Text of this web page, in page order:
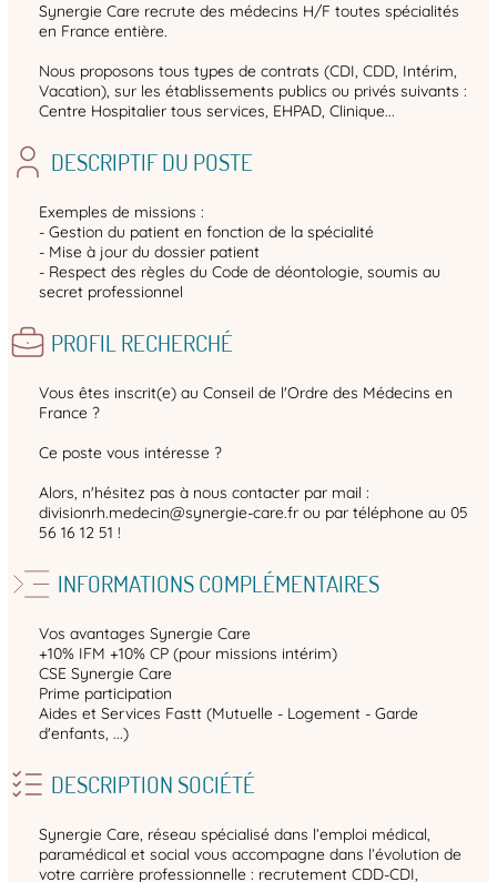
Synergie Care recrute des médecins H/F toutes spécialités
en France entière.
Nous proposons tous types de contrats (CDI, CDD, Intérim,
Vacation), sur les établissements publics ou privés suivants :
Centre Hospitalier tous services, EHPAD, Clinique...
DESCRIPTIF DU POSTE
Exemples de missions :
- Gestion du patient en fonction de la spécialité
- Mise à jour du dossier patient
- Respect des règles du Code de déontologie, soumis au
secret professionnel
PROFIL RECHERCHÉ
Vous êtes inscrit(e) au Conseil de l'Ordre des Médecins en
France ?
Ce poste vous intéresse ?
Alors, n'hésitez pas à nous contacter par mail :
divisionrh.medecin@synergie-care.fr ou par téléphone au 05
56 16 12 51 !
INFORMATIONS COMPLÉMENTAIRES
Vos avantages Synergie Care
+10% IFM +10% CP (pour missions intérim)
CSE Synergie Care
Prime participation
Aides et Services Fastt (Mutuelle - Logement - Garde
d'enfants, ...)
DESCRIPTION SOCIÉTÉ
Synergie Care, réseau spécialisé dans l’emploi médical,
paramédical et social vous accompagne dans l’évolution de
votre carrière professionnelle : recrutement CDD-CDI,